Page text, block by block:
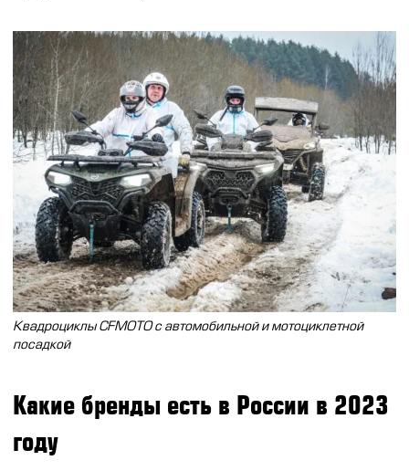
CFMOTO РЕКОМЕНДУЕТ
CFMOTO ФИНАНС
ЛИЗИНГ
СТАТЬ ПОСТАВЩИКОМ
CFMOTO EXPERIENCE
CFMOTO Х СИМАЧЁВ
CFMOTO EXPERIENCE
CFMOTO TRAVEL
КВАДРОЦИКЛЫ
МОТОЦИКЛЫ
ДЛЯ ДИЛЕРОВ
Дилеры
Найти дилера
Стать дилером
Конфигуратор
Квадроциклы CFMOTO с автомобильной и мотоциклетной
посадкой
Какие бренды есть в России в 2023
году